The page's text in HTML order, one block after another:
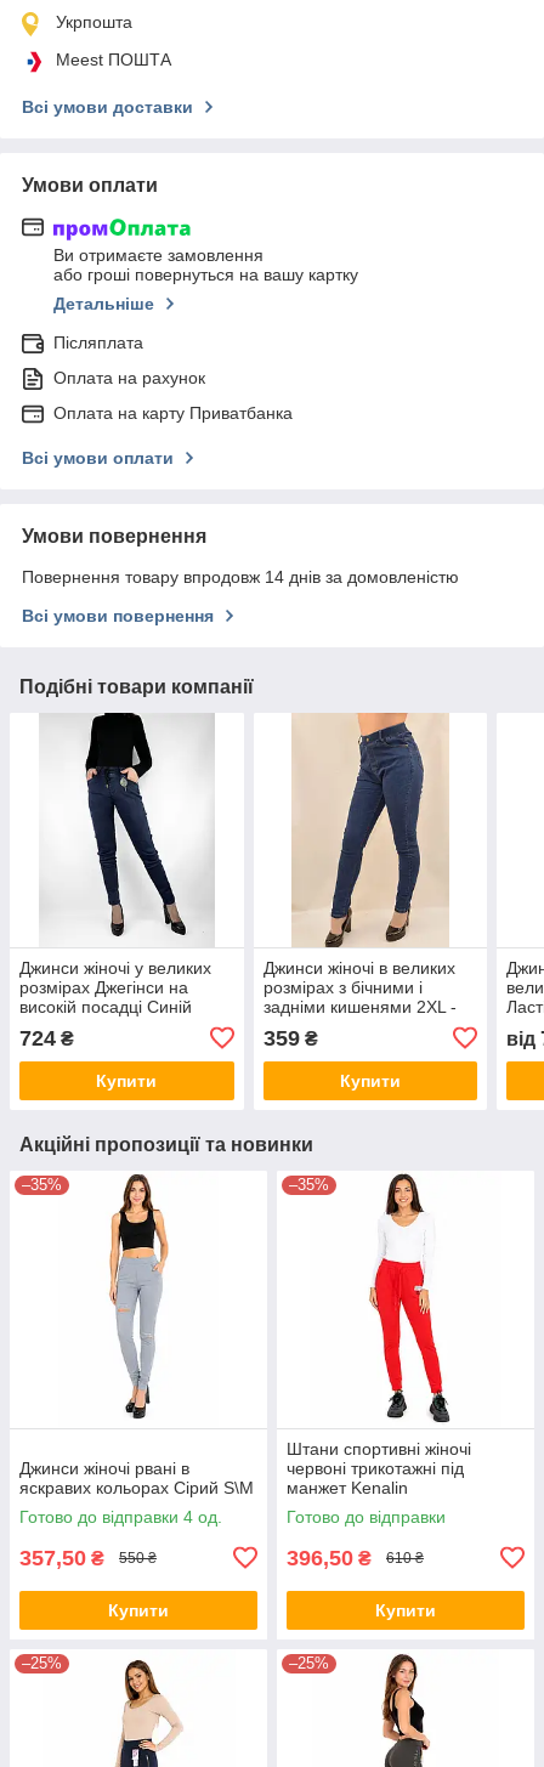
Укрпошта
Meest ПОШТА
Всі умови доставки
Умови оплати
Ви отримаєте замовлення
або гроші повернуться на вашу картку
Детальніше
Післяплата
Оплата на рахунок
Оплата на карту Приватбанка
Всі умови оплати
Умови повернення
Повернення товару впродовж 14 днів за домовленістю
Всі умови повернення
Подібні товари компанії
Джинси жіночі у великих
розмірах Джегінси на
високій посадці Синій
724 ₴
Купити
Джинси жіночі в великих
розмірах з бічними і
задніми кишенями 2XL -
полубатал Синій
359₴
Купити
від
Акційні пропозиції та новинки
–35%
Джинси жіночі рвані в
яскравих кольорах Сірий S\M
Готово до відправки 4 од.
357,50 ₴ 550 ₴
Купити
–35%
Штани спортивні жіночі
червоні трикотажні під
манжет Kenalin
Готово до відправки
396,50 ₴ 610 ₴
Купити
–25% –25%